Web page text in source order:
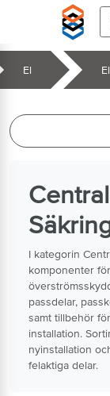
Hoppa till
El
I kategorin
komponenter
passdelar,
samt tillbehör
installation.
nyinstallation
felaktiga delar.